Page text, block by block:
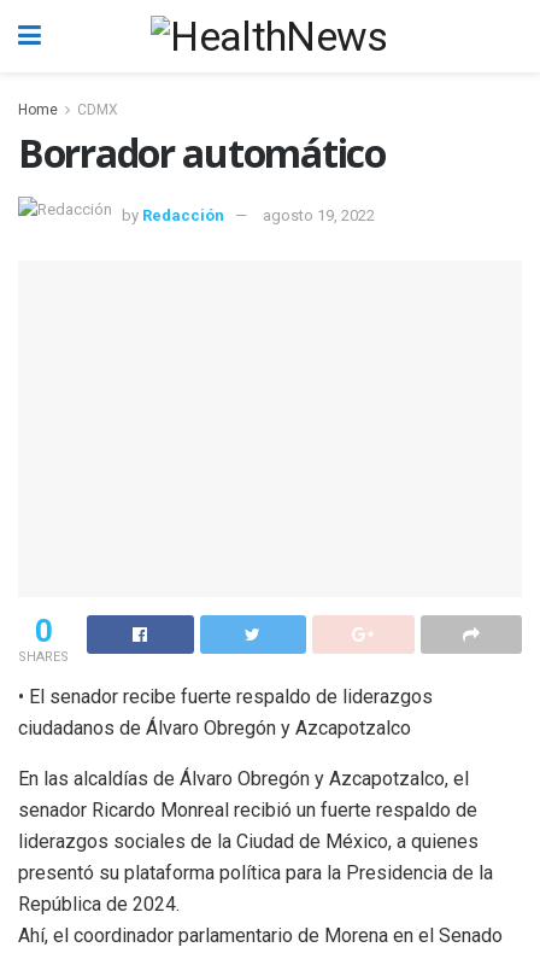
Home CDMX
Borrador automático
by Redacción agosto 19, 2022
0
SHARES
• El senador recibe fuerte respaldo de liderazgos
ciudadanos de Álvaro Obregón y Azcapotzalco
En las alcaldías de Álvaro Obregón y Azcapotzalco, el
senador Ricardo Monreal recibió un fuerte respaldo de
liderazgos sociales de la Ciudad de México, a quienes
presentó su plataforma política para la Presidencia de la
República de 2024.
Ahí, el coordinador parlamentario de Morena en el Senado